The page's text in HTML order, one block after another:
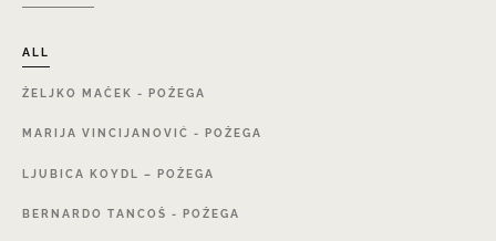
ALL
ŽELJKO MAČEK - POŽEGA
MARIJA VINCIJANOVIĆ - POŽEGA
LJUBICA KOYDL – POŽEGA
BERNARDO TANCOŠ - POŽEGA